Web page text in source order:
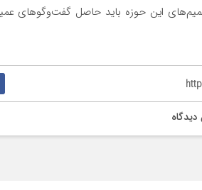
این حوزه باید حاصل گفت‌وگوهای